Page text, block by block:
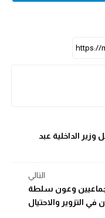
الداخلية عبد
التالي
وعون سلطة
التزوير والاحتيال